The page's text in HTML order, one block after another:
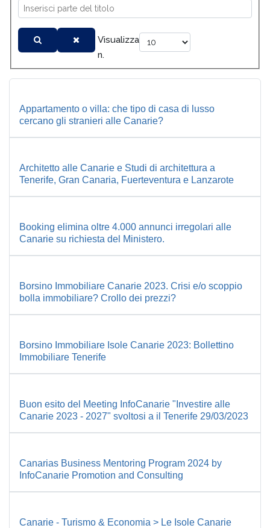
Visualizza
n.
Appartamento o villa: che tipo di casa di lusso
cercano gli stranieri alle Canarie?
Architetto alle Canarie e Studi di architettura a
Tenerife, Gran Canaria, Fuerteventura e Lanzarote
Booking elimina oltre 4.000 annunci irregolari alle
Canarie su richiesta del Ministero.
Borsino Immobiliare Canarie 2023. Crisi e/o scoppio
bolla immobiliare? Crollo dei prezzi?
Borsino Immobiliare Isole Canarie 2023: Bollettino
Immobiliare Tenerife
Buon esito del Meeting InfoCanarie "Investire alle
Canarie 2023 - 2027" svoltosi a il Tenerife 29/03/2023
Canarias Business Mentoring Program 2024 by
InfoCanarie Promotion and Consulting
Canarie - Turismo & Economia > Le Isole Canarie